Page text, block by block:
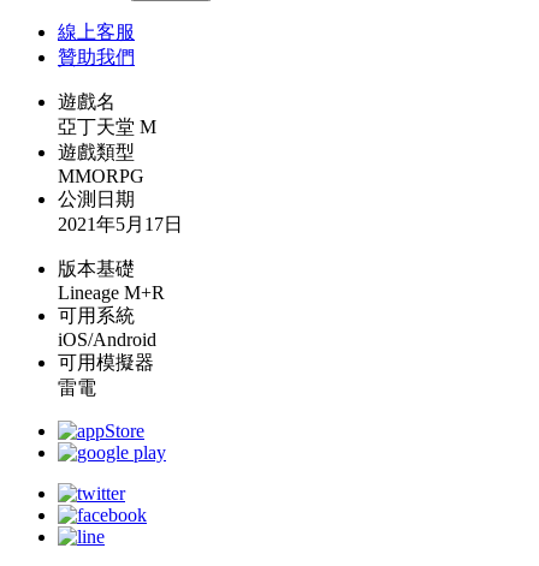
線上客服
贊助我們
遊戲名
亞丁天堂 M
遊戲類型
MMORPG
公測日期
2021年5月17日
版本基礎
Lineage M+R
可用系統
iOS/Android
可用模擬器
雷電